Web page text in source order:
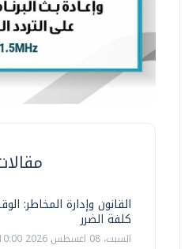
القانون وإدارة المخاطر:
كلفة الضرر
السبت، 08 اغسطس 2026 10:00 ص